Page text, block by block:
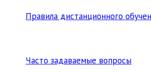
Правила дистанционного
Часто задаваемые вопросы